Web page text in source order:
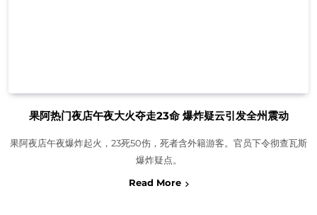
果阿热门夜店午夜大火夺走23命 爆炸疑云引发全州震动
果阿夜店午夜爆炸起火，23死50伤，死者含外籍游客。官员下令彻查瓦斯
爆炸疑点。
Read More